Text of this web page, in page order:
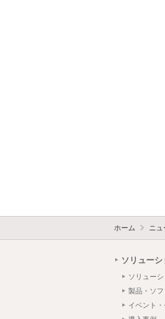
ホーム ニ
ソリュー
ソリュー
製品・ソフ
イベント